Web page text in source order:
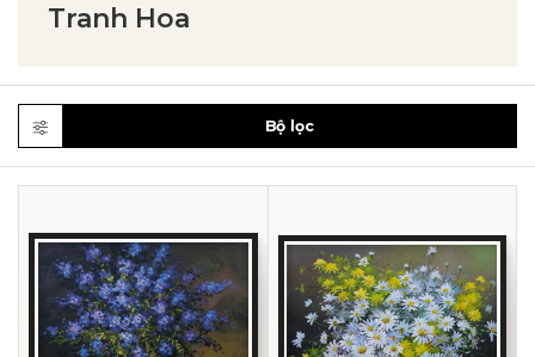
TRANH PHONG CẢNH
TRANH PHONG THỦY
TRANH HOA
TRANH SƠN DẦU
Tranh Hoa
Bộ lọc